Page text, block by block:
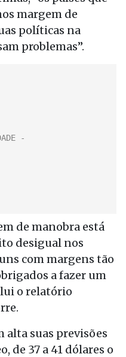
margem de
políticas na
problemas”.
de manobra está
desigual nos
com margens tão
a fazer um
o relatório
alta suas previsões
de 37 a 41 dólares o